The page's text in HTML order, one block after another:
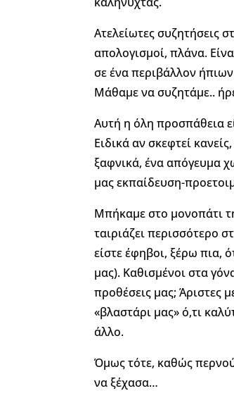
Ατελείωτες συζητήσεις
απολογισμοί, πλάνα.
σε ένα περιβάλλον
Μάθαμε να συζητάμε..
Αυτή η όλη προσπάθεια
Ειδικά αν σκεφτεί
ξαφνικά, ένα απόγευμα
μας εκπαίδευση-
Μπήκαμε στο μονοπάτι
ταιριάζει περισσότερο
είστε έφηβοι, ξέρω πια,
μας). Καθισμένοι στα
προθέσεις μας; Άριστες
«βλαστάρι μας» ό,τι
άλλο.
Όμως τότε, καθώς
να ξέχασα…